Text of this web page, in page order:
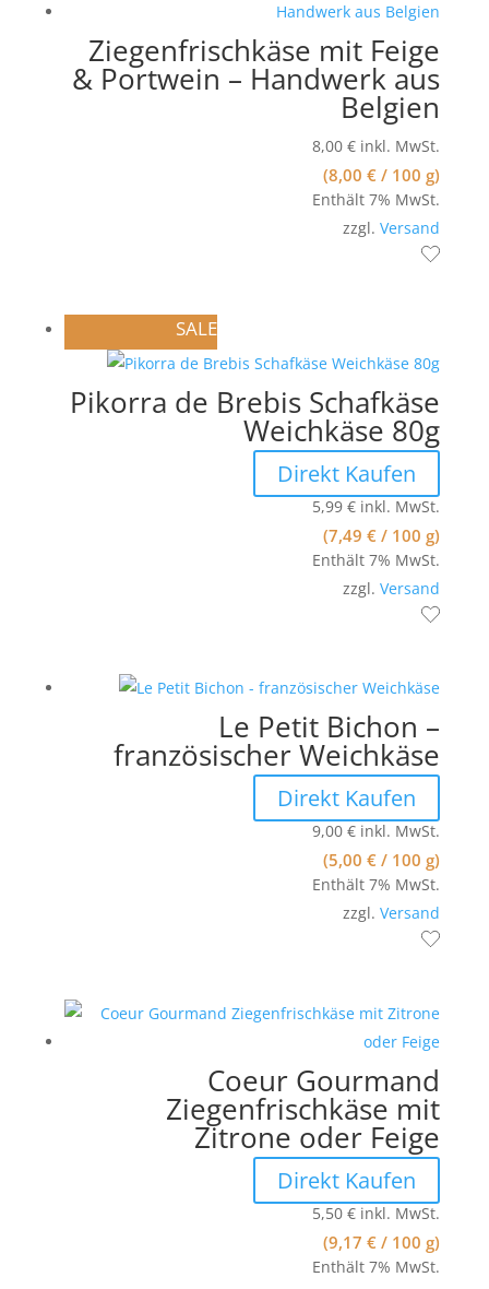
Ziegenfrischkäse mit Feige
& Portwein – Handwerk aus
Belgien
8,00€ inkl. MwSt.
(8,00€ / 100 g)
Enthält 7% MwSt.
zzgl.Versand
SALE
Pikorra de Brebis Schafkäse
Weichkäse 80g
Direkt Kaufen
5,99€ inkl. MwSt.
(7,49€ / 100 g)
Enthält 7% MwSt.
zzgl.Versand
Le Petit Bichon –
französischer Weichkäse
Direkt Kaufen
9,00€ inkl. MwSt.
(5,00€ / 100 g)
Enthält 7% MwSt.
zzgl.Versand
Coeur Gourmand
Ziegenfrischkäse mit
Zitrone oder Feige
Direkt Kaufen
5,50€ inkl. MwSt.
(9,17€ / 100 g)
Enthält 7% MwSt.